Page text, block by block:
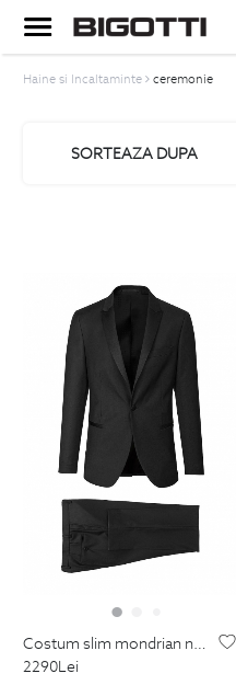
SORTEAZA DUPA
Haine si Incaltaminte ceremonie
costum slim mondrian negru uni
2290Lei